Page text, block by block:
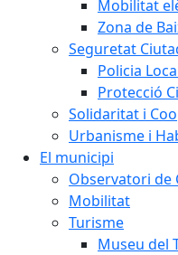
Mobilitat
Zona de
Seguretat
Policia
Protecció
Solidaritat i
Urbanisme i
El municipi
Observatori de
Mobilitat
Turisme
Museu del